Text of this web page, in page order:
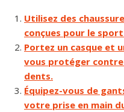
Utilisez des
conçues pour le
Portez un casque et
vous protéger
dents.
Équipez-vous de
votre prise en main